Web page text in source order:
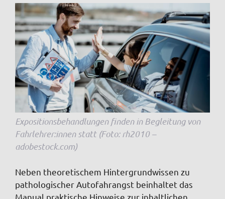
Expositionsbehandlungen finden in Begleitung von
Fahrlehrer:innen statt (Foto: rh2010 –
adobestock.com)
Neben theoretischem Hintergrundwissen zu
pathologischer Autofahrangst beinhaltet das
Manual praktische Hinweise zur inhaltlichen